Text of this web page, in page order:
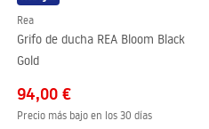
Rea
Grifo de ducha REA Bloom Black
Gold
94,00 €
Precio más bajo en los 30 días